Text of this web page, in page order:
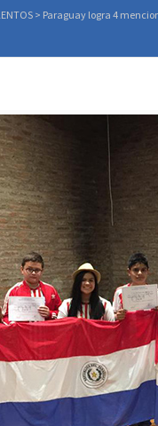
> Paraguay logra 4